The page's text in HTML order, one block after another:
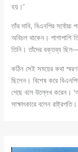
হয়।’
তাঁর দাবি, বিএনপির সর্বোচ্চ
অবিচল থাকেন। পাশাপাশি
তিনি। তাঁদের বক্তব্য
কঠিন সেই সময়ের কথা স্মরণ
ছিলেন। বিশেষ করে
গেছে বলে উল্লেখ করেন।
সাক্ষাৎকারে বলেন